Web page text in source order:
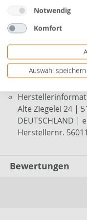
Classic-
für Fische bis zu 5,1
Stärke: Ø 0,22 mm
hohe
Länge: 500 m
Alte Ziegelei 24 |
DEUTSCHLAND |
Herstellernr.
Bewertungen
Notwendig
Komfort
Auswahl speichern